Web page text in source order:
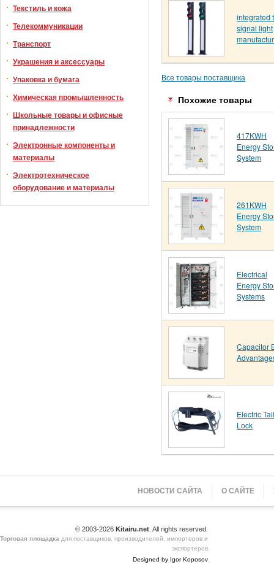
Текстиль и кожа
Телекоммуникации
Транспорт
Украшения и аксессуары
Упаковка и бумага
Химическая промышленность
Школьные товары и офисные
принадлежности
Электронные компоненты и
материалы
Электротехническое
оборудование и материалы
integrated
signal light
Все товары поставщика
Похожие товары
417KWH
Energy
System
261KWH
Energy
System
Electrical
Energy
Systems
Capacitor
Electric
Lock
НОВОСТИ САЙТА О САЙТЕ
© 2003-2026 Kitairu.net . All rights reserved.
Торговая площадка для поставщиков, производителей, импортеров и
экспортеров
Designed by Igor Koposov